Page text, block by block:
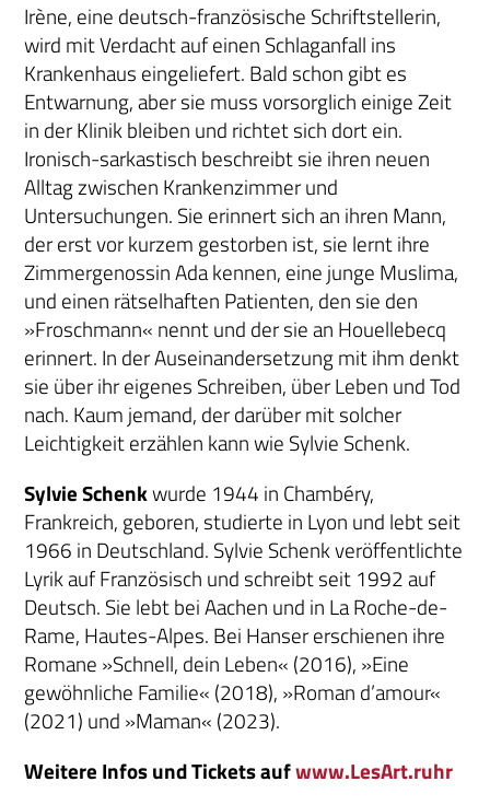
Irène, eine deutsch-französische Schriftstellerin,
wird mit Verdacht auf einen Schlaganfall ins
Krankenhaus eingeliefert. Bald schon gibt es
Entwarnung, aber sie muss vorsorglich einige Zeit
in der Klinik bleiben und richtet sich dort ein.
Ironisch-sarkastisch beschreibt sie ihren neuen
Alltag zwischen Krankenzimmer und
Untersuchungen. Sie erinnert sich an ihren Mann,
der erst vor kurzem gestorben ist, sie lernt ihre
Zimmergenossin Ada kennen, eine junge Muslima,
und einen rätselhaften Patienten, den sie den
»Froschmann« nennt und der sie an Houellebecq
erinnert. In der Auseinandersetzung mit ihm denkt
sie über ihr eigenes Schreiben, über Leben und Tod
nach. Kaum jemand, der darüber mit solcher
Leichtigkeit erzählen kann wie Sylvie Schenk.
Sylvie Schenkwurde 1944 in Chambéry,
Frankreich, geboren, studierte in Lyon und lebt seit
1966 in Deutschland. Sylvie Schenk veröffentlichte
Lyrik auf Französisch und schreibt seit 1992 auf
Deutsch. Sie lebt bei Aachen und in La Roche-de-
Rame, Hautes-Alpes. Bei Hanser erschienen ihre
Romane »Schnell, dein Leben« (2016), »Eine
gewöhnliche Familie« (2018), »Roman d’amour«
(2021) und »Maman« (2023).
Weitere Infos und Tickets aufwww.LesArt.ruhr